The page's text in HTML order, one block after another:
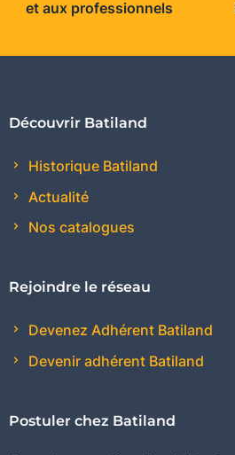
et aux professionnels
Découvrir Batiland
Historique Batiland
Actualité
Nos catalogues
Rejoindre le réseau
Devenez Adhérent Batiland
Devenir adhérent Batiland
Postuler chez Batiland